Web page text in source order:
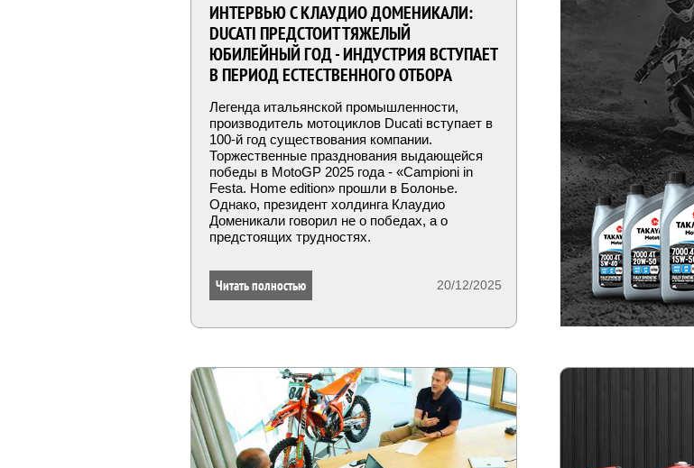
ИНТЕРВЬЮ С КЛАУДИО ДОМЕНИКАЛИ:
DUCATI ПРЕДСТОИТ ТЯЖЕЛЫЙ
ЮБИЛЕЙНЫЙ ГОД - ИНДУСТРИЯ ВСТУПАЕТ
В ПЕРИОД ЕСТЕСТВЕННОГО ОТБОРА
Легенда итальянской промышленности,
производитель мотоциклов Ducati вступает в
100-й год существования компании.
Торжественные празднования выдающейся
победы в MotoGP 2025 года - «Campioni in
Festa. Home edition» прошли в Болонье.
Однако, президент холдинга Клаудио
Доменикали говорил не о победах, а о
предстоящих трудностях.
20/12/2025
Читать полностью